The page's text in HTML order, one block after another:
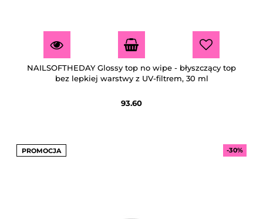
NAILSOFTHEDAY Glossy top no wipe - błyszczący top
bez lepkiej warstwy z UV-filtrem, 30 ml
93.60
PROMOCJA -30%